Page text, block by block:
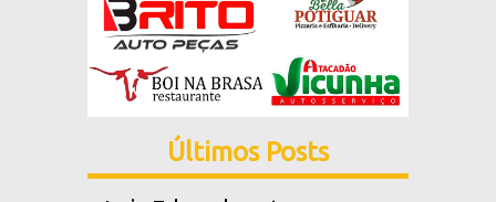
Últimos Posts